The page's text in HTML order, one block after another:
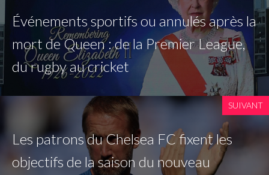
Événements sportifs ou annulés après la
mort de Queen : de la Premier League,
du rugby au cricket
SUIVANT
Les patrons du Chelsea FC fixent les
objectifs de la saison du nouveau